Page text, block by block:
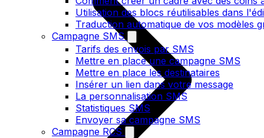
Utilisation des blocs réutilisables dans
Traduction automatique de vos modèles
Campagne SMS
Tarifs des envois par SMS
Mettre en place une campagne SMS
Mettre en place les destinataires
Insérer un lien dans votre message
La personnalisation SMS
Statistiques SMS
Envoyer sa campagne SMS
Campagne RCS